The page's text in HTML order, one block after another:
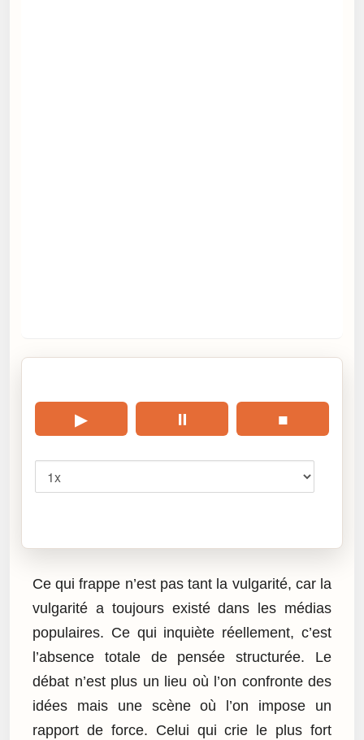
▶ ⏸ ■
Ce qui frappe n’est pas tant la vulgarité, car la
vulgarité a toujours existé dans les médias
populaires. Ce qui inquiète réellement, c’est
l’absence totale de pensée structurée. Le
débat n’est plus un lieu où l’on confronte des
idées mais une scène où l’on impose un
rapport de force. Celui qui crie le plus fort